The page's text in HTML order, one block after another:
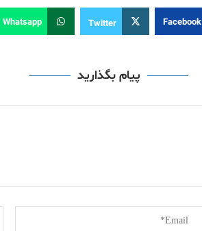
Facebook
Twitter
Whatsapp
پیام بگذارید